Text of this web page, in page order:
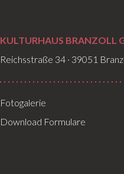
KULTURHAUS BRANZOLL
Reichsstraße 34 · 39051
Fotogalerie
Download Formulare